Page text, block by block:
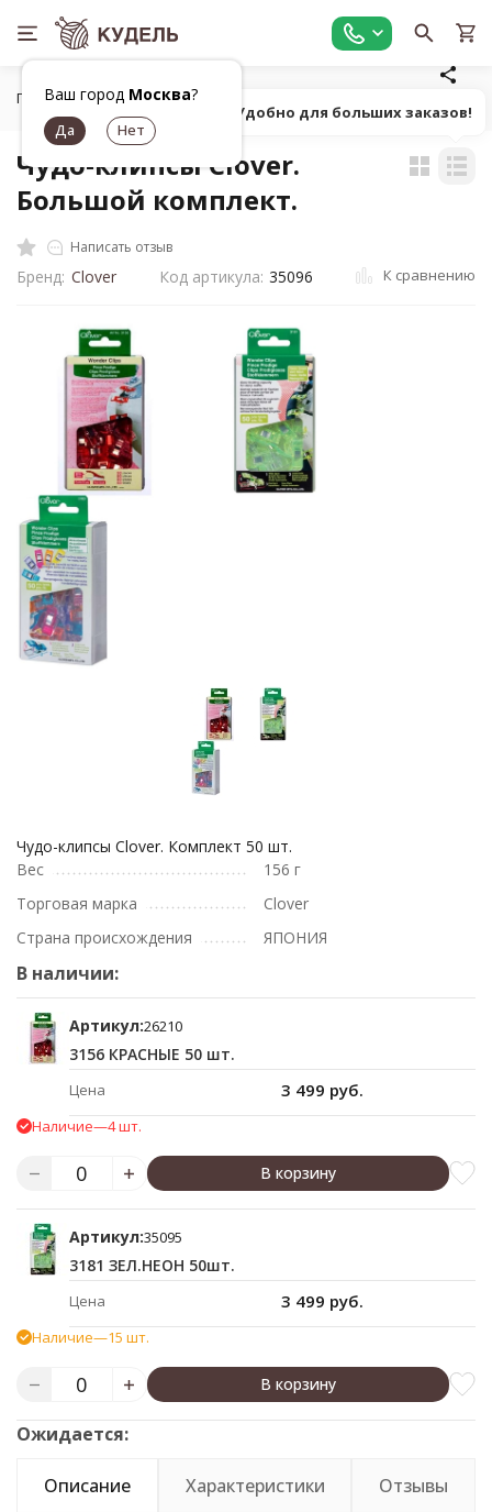
Ваш город Москва?
Главная Шитье Инструменты для шитья
Чудо-клипсы Clover.
Большой комплект.
Написать отзыв
Бренд: Clover Код артикула: 35096 К сравнению
Чудо-клипсы Clover. Комплект 50 шт.
Вес
156 г
Торговая марка
Clover
Страна происхождения
ЯПОНИЯ
В наличии:
Артикул:26210
3156 КРАСНЫЕ 50 шт.
Цена 3 499 руб.
Наличие—4 шт.
В корзину
Артикул:35095
3181 ЗЕЛ.НЕОН 50шт.
Цена 3 499 руб.
Наличие—15 шт.
В корзину
Ожидается:
Описание Характеристики Отзывы
Попробуй! Удобно для больших заказов!